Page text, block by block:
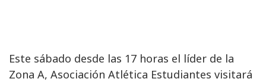
Este sábado desde las 17 horas el líder de la
Zona A, Asociación Atlética Estudiantes visitará